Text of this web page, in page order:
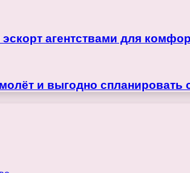
агентствами для
и выгодно спланировать